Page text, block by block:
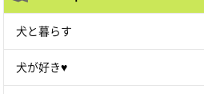
犬と暮らす
犬が好き♥